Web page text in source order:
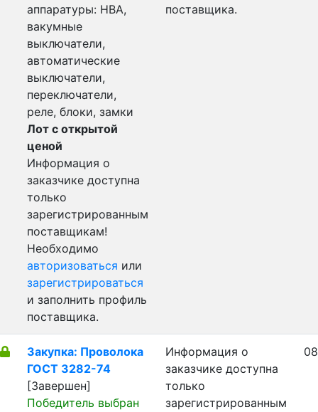
аппаратуры: НВА,
вакумные
выключатели,
автоматические
выключатели,
переключатели,
реле, блоки, замки
Лот с открытой
ценой
Информация о
заказчике доступна
только
зарегистрированным
поставщикам!
Необходимо
авторизоваться или
зарегистрироваться
и заполнить профиль
поставщика.
поставщика.
Закупка: Проволока
ГОСТ 3282-74
[Завершен]
Победитель выбран
Информация о
заказчике доступна
только
зарегистрированным